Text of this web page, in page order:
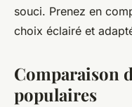
souci. Prenez en
choix éclairé et
Comparaison
populaires